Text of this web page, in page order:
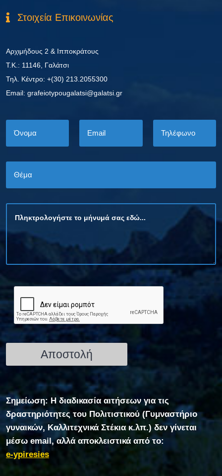
Στοιχεία Επικοινωνίας
Αρχιμήδους 2 & Ιπποκράτους
Τ.Κ.: 11146, Γαλάτσι
Τηλ. Κέντρο: +(30) 213.2055300
Εmail: grafeiotypougalatsi@galatsi.gr
Σημείωση: Η διαδικασία αιτήσεων για τις
δραστηριότητες του Πολιτιστικού (Γυμναστήριο
γυναικών, Καλλιτεχνικά Στέκια κ.λπ.) δεν γίνεται
μέσω email, αλλά αποκλειστικά από το:
e-ypiresies